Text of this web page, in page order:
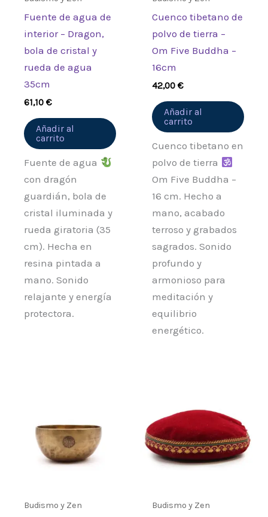
Fuente de agua de
interior – Dragon,
bola de cristal y
rueda de agua
35cm
61,10€
Añadir al
carrito
Fuente de agua
con dragón
guardián, bola de
cristal iluminada y
rueda giratoria (35
cm). Hecha en
resina pintada a
mano. Sonido
relajante y energía
protectora.
Cuenco tibetano de
polvo de tierra –
Om Five Buddha –
16cm
42,00€
Añadir al
carrito
Cuenco tibetano en
polvo de tierra
Om Five Buddha –
16 cm. Hecho a
mano, acabado
terroso y grabados
sagrados. Sonido
profundo y
armonioso para
meditación y
equilibrio
energético.
Budismo y Zen Budismo y Zen